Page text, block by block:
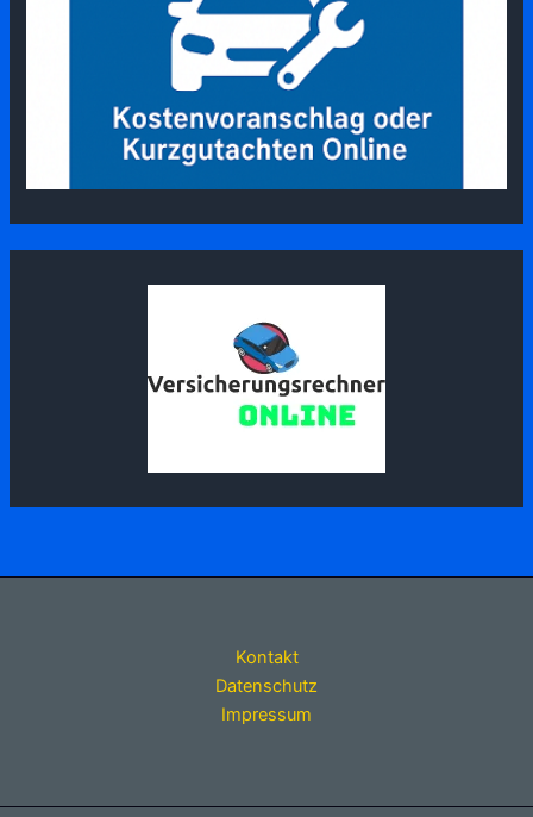
Kontakt
Datenschutz
Impressum